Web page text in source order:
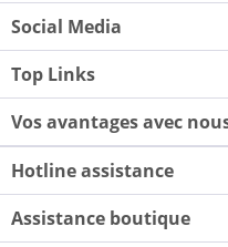
Social Media
Top Links
Vos avantages avec
Hotline assistance
Assistance boutique